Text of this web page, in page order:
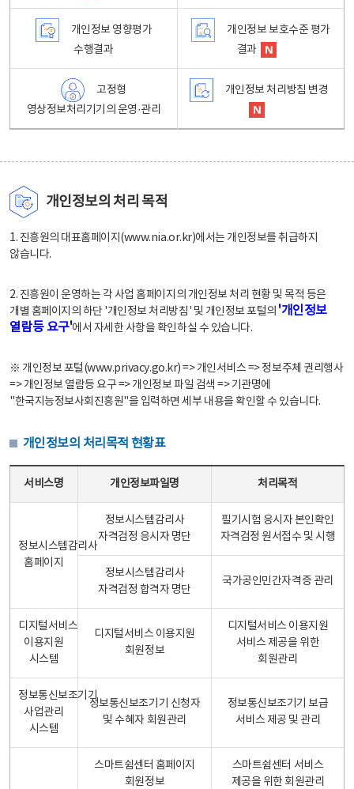
개인정보 영향평가
수행결과
개인정보 보호수준 평가
결과
고정형
영상정보처리기기의 운영·관리
개인정보 처리방침 변경
개인정보의 처리 목적
1. 진흥원의 대표홈페이지(www.nia.or.kr)에서는 개인정보를 취급하지
않습니다.
2. 진흥원이 운영하는 각 사업 홈페이지의 개인정보 처리 현황 및 목적 등은
개별 홈페이지의 하단 '개인정보 처리방침' 및 개인정보 포털의 '개인정보
열람등 요구'에서 자세한 사항을 확인하실 수 있습니다.
※ 개인정보 포털(www.privacy.go.kr) => 개인서비스 => 정보주체 권리행사
=> 개인정보 열람등 요구 => 개인정보 파일 검색 => 기관명에
"한국지능정보사회진흥원"을 입력하면 세부 내용을 확인할 수 있습니다.
개인정보의 처리목적 현황표
서비스명 개인정보파일명 처리목적
정보시스템감리사
홈페이지
정보시스템감리사
자격검정 응시자 명단
필기시험 응시자 본인확인
자격검정 원서접수 및 시행
정보시스템감리사
자격검정 합격자 명단
국가공인민간자격증 관리
디지털서비스
이용지원
시스템
디지털서비스 이용지원
회원정보
디지털서비스 이용지원
서비스 제공을 위한
회원관리
정보통신보조기기
사업관리
시스템
정보통신보조기기 신청자
및 수혜자 회원관리
정보통신보조기기 보급
서비스 제공 및 관리
스마트쉼센터 홈페이지
회원정보
스마트쉼센터 서비스
제공을 위한 회원관리